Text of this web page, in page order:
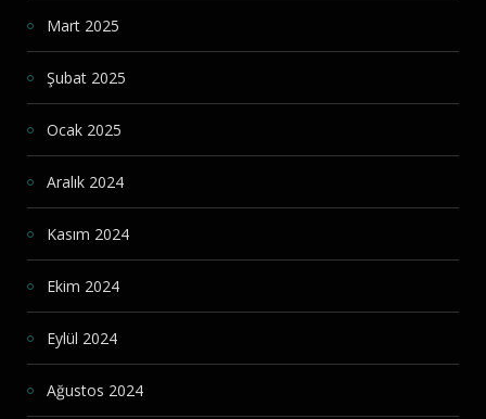
Mart 2025
Şubat 2025
Ocak 2025
Aralık 2024
Kasım 2024
Ekim 2024
Eylül 2024
Ağustos 2024